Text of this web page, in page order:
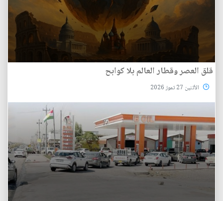
قلق العصر وقطار العالم بلا كوابح
الأثنين 27 تموز 2026